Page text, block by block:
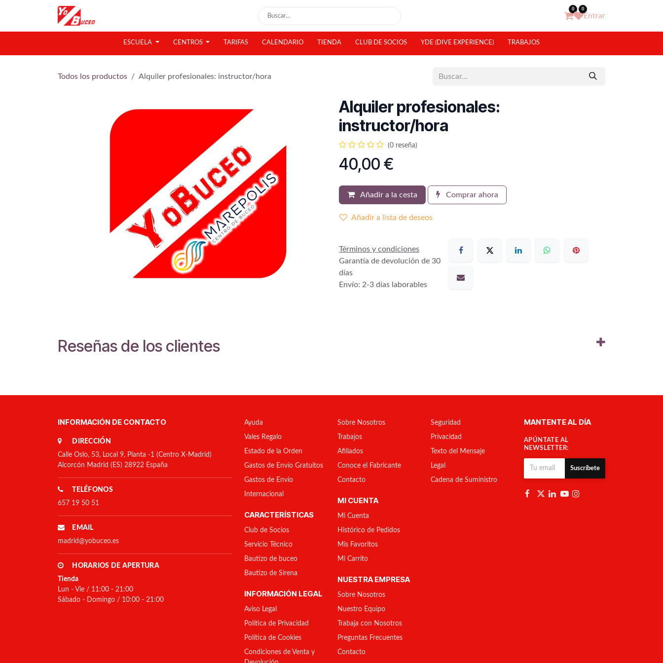
0 0
Entrar
ESCUELA CENTROS TARIFAS CALENDARIO TIENDA CLUB DE SOCIOS YDE (DIVE EXPERIENCE) TRABAJOS
Todos los productos Alquiler profesionales: instructor/hora
Alquiler profesionales:
instructor/hora
(0 reseña)
40,00 €
Añadir a la cesta Comprar ahora
Añadir a lista de deseos
Términos y condiciones
Garantía de devolución de 30
días
Envío: 2-3 días laborables
Reseñas de los clientes
INFORMACIÓN DE CONTACTO
DIRECCIÓN
Calle Oslo, 53, Local 9, Planta -1 (Centro X-Madrid)
Alcorcón Madrid (ES) 28922 España
TELÉFONOS
657 19 50 51
EMAIL
madrid@yobuceo.es
HORARIOS DE APERTURA
Tienda
Lun - Vie / 11:00 - 21:00
Sábado - Domingo / 10:00 - 21:00
Ayuda
Vales Regalo
Estado de la Orden
Gastos de Envío Gratuitos
Gastos de Envío
Internacional
CARACTERÍSTICAS
Club de Socios
Servicio Técnico
Bautizo de buceo
Bautizo de Sirena
INFORMACIÓN LEGAL
Aviso Legal
Política de Privacidad
Política de Cookies
Condiciones de Venta y
Sobre Nosotros
Trabajos
Afiliados
Conoce el Fabricante
Contacto
MI CUENTA
Mi Cuenta
Histórico de Pedidos
Mis Favoritos
Mi Carrito
NUESTRA EMPRESA
Sobre Nosotros
Nuestro Equipo
Trabaja con Nosotros
Preguntas Frecuentes
Contacto
Seguridad
Privacidad
Texto del Mensaje
Legal
Cadena de Suministro
MANTENTE AL DÍA
APÚNTATE AL
NEWSLETTER:
Suscríbete